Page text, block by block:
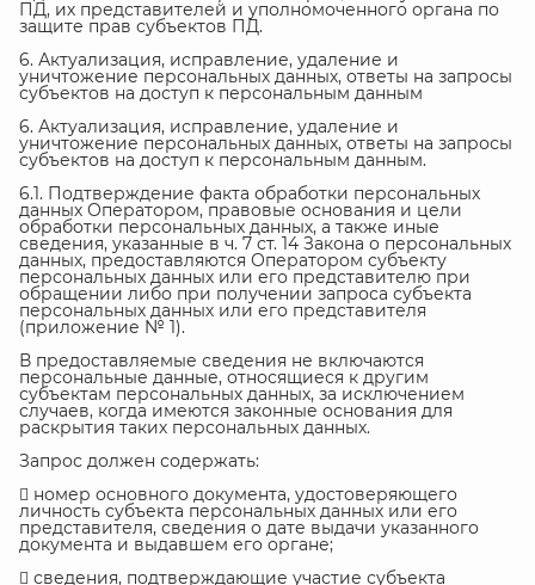
ПД, их представителей и уполномоченного органа по
защите прав субъектов ПД.
6. Актуализация, исправление, удаление и
уничтожение персональных данных, ответы на запросы
субъектов на доступ к персональным данным
6. Актуализация, исправление, удаление и
уничтожение персональных данных, ответы на запросы
субъектов на доступ к персональным данным.
6.1. Подтверждение факта обработки персональных
данных Оператором, правовые основания и цели
обработки персональных данных, а также иные
сведения, указанные в ч. 7 ст. 14 Закона о персональных
данных, предоставляются Оператором субъекту
персональных данных или его представителю при
обращении либо при получении запроса субъекта
персональных данных или его представителя
(приложение № 1).
В предоставляемые сведения не включаются
персональные данные, относящиеся к другим
субъектам персональных данных, за исключением
случаев, когда имеются законные основания для
раскрытия таких персональных данных.
Запрос должен содержать:
 номер основного документа, удостоверяющего
личность субъекта персональных данных или его
представителя, сведения о дате выдачи указанного
документа и выдавшем его органе;
 сведения, подтверждающие участие субъекта